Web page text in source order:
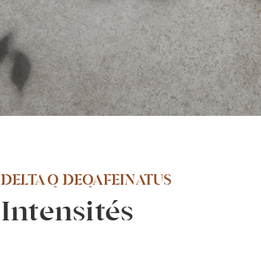
DELTA Q DEQAFEINATUS
Intensités